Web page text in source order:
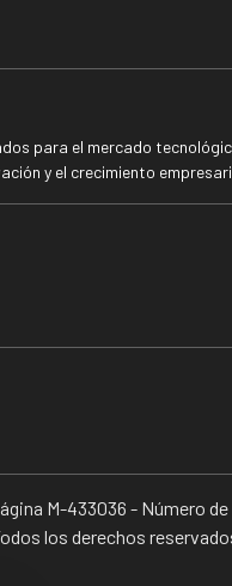
para el mercado
y el crecimiento
M-433036 - Número
los derechos